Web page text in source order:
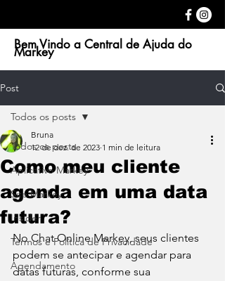
Bem Vindo a Central de Ajuda do
Markey
Post
Todos os posts
Aplicativo Markey
Site Markey
Insider
Termos e Política de Privacidade
Agendamento
Todos os posts
Como meu cliente
agenda em uma data
futura?
Bruna
12 de dez. de 2023 1 min de leitura
No Chat Online Markey, seus clientes
podem se antecipar e agendar para
datas futuras, conforme sua